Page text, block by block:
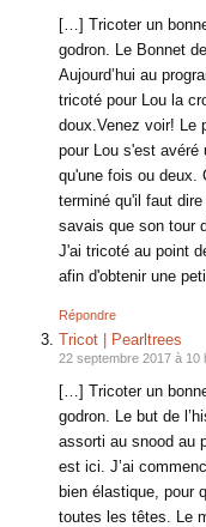
[…] Tricoter un
godron. Le Bonnet
Aujourd’hui au
tricoté pour Lou la
doux.Venez voir! Le
pour Lou s'est avéré
qu'une fois ou deux.
terminé qu'il faut
savais que son tour
J'ai tricoté au point
afin d'obtenir une
Répondre
Tricot | Pearltrees
22 septembre 2017 à 10
[…] Tricoter un
godron. Le but de
assorti au snood au
est ici. J’ai
bien élastique, pour
toutes les têtes. Le